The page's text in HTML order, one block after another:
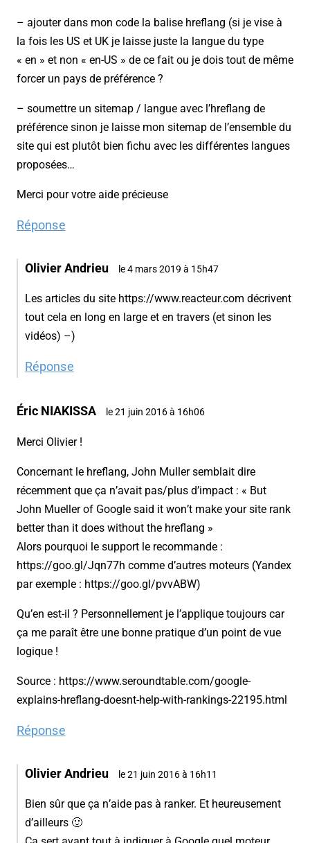
– ajouter dans mon code la balise hreflang (si je vise à
la fois les US et UK je laisse juste la langue du type
« en » et non « en-US » de ce fait ou je dois tout de même
forcer un pays de préférence ?
– soumettre un sitemap / langue avec l’hreflang de
préférence sinon je laisse mon sitemap de l’ensemble du
site qui est plutôt bien fichu avec les différentes langues
proposées…
Merci pour votre aide précieuse
Réponse
Olivier Andrieu le 4 mars 2019 à 15h47
Les articles du site https://www.reacteur.com décrivent
tout cela en long en large et en travers (et sinon les
vidéos) –)
Réponse
Éric NIAKISSA le 21 juin 2016 à 16h06
Merci Olivier !
Concernant le hreflang, John Muller semblait dire
récemment que ça n’avait pas/plus d’impact : « But
John Mueller of Google said it won’t make your site rank
better than it does without the hreflang »
Alors pourquoi le support le recommande :
https://goo.gl/Jqn77h comme d’autres moteurs (Yandex
par exemple : https://goo.gl/pvvABW)
Qu’en est-il ? Personnellement je l’applique toujours car
ça me paraît être une bonne pratique d’un point de vue
logique !
Source : https://www.seroundtable.com/google-
explains-hreflang-doesnt-help-with-rankings-22195.html
Réponse
Olivier Andrieu le 21 juin 2016 à 16h11
Bien sûr que ça n’aide pas à ranker. Et heureusement
d’ailleurs 🙂